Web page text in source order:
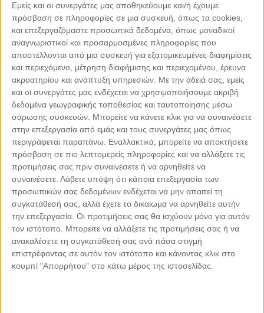
Εμείς και οι συνεργάτες μας αποθηκεύουμε και/ή έχουμε
πρόσβαση σε πληροφορίες σε μια συσκευή, όπως τα cookies,
και επεξεργαζόμαστε προσωπικά δεδομένα, όπως μοναδικοί
αναγνωριστικοί και προσαρμοσμένες πληροφορίες που
αποστέλλονται από μια συσκευή για εξατομικευμένες διαφημίσεις
και περιεχόμενο, μέτρηση διαφήμισης και περιεχομένου, έρευνα
ακροατηρίου και ανάπτυξη υπηρεσιών. Με την άδειά σας, εμείς
και οι συνεργάτες μας ενδέχεται να χρησιμοποιήσουμε ακριβή
δεδομένα γεωγραφικής τοποθεσίας και ταυτοποίησης μέσω
σάρωσης συσκευών. Μπορείτε να κάνετε κλικ για να συναινέσετε
στην επεξεργασία από εμάς και τους συνεργάτες μας όπως
περιγράφεται παραπάνω. Εναλλακτικά, μπορείτε να αποκτήσετε
πρόσβαση σε πιο λεπτομερείς πληροφορίες και να αλλάξετε τις
προτιμήσεις σας πριν συναινέσετε ή να αρνηθείτε να
συναινέσετε. Λάβετε υπόψη ότι κάποια επεξεργασία των
προσωπικών σας δεδομένων ενδέχεται να μην απαιτεί τη
συγκατάθεσή σας, αλλά έχετε το δικαίωμα να αρνηθείτε αυτήν
την επεξεργασία. Οι προτιμήσεις σας θα ισχύουν μόνο για αυτόν
τον ιστότοπο. Μπορείτε να αλλάξετε τις προτιμήσεις σας ή να
ανακαλέσετε τη συγκατάθεσή σας ανά πάσα στιγμή
επιστρέφοντας σε αυτόν τον ιστότοπο και κάνοντας κλικ στο
κουμπί "Απορρήτου" στο κάτω μέρος της ιστοσελίδας.
Leaflet | ©OpenStreetMapcontributors
ΜΕ ΤΗΝ ΥΠΟΣΤΗΡΙΞΗ